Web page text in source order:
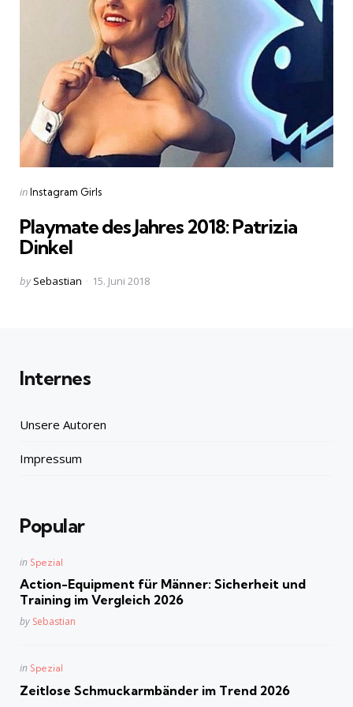
Categories
Posted
inInstagram Girls
Playmate des Jahres 2018: Patrizia
Dinkel
Posted
by Sebastian 15. Juni 2018
Internes
Unsere Autoren
Impressum
Popular
Posted
in Spezial
Action-Equipment für Männer: Sicherheit und
Training im Vergleich 2026
Posted
by Sebastian
Posted
in Spezial
Zeitlose Schmuckarmbänder im Trend 2026